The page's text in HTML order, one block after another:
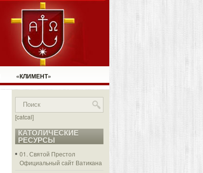
«КЛИМЕНТ»
[catcal]
КАТОЛИЧЕСКИЕ
РЕСУРСЫ
01. Святой Престол
Официальный сайт Ватикана